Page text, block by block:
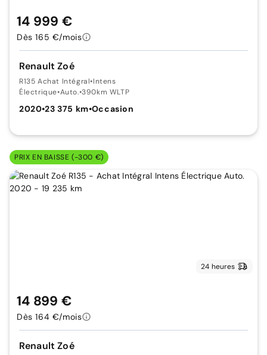
Renault Zoé
R135 Achat Intégral•Intens
Électrique•Auto.•390km WLTP
2020•23 375 km•Occasion
14 999 €
Dès 165 €/mois
PRIX EN BAISSE (-300 €)
24 heures
Renault Zoé
14 899 €
Dès 164 €/mois